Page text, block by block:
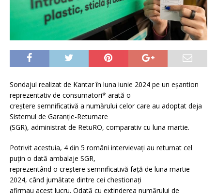
Sondajul realizat de Kantar în luna iunie 2024 pe un eșantion
reprezentativ de consumatori* arată o
creștere semnificativă a numărului celor care au adoptat deja
Sistemul de Garanție-Returnare
(SGR), administrat de RetuRO, comparativ cu luna martie.
Potrivit acestuia, 4 din 5 români intervievați au returnat cel
puțin o dată ambalaje SGR,
reprezentând o creștere semnificativă față de luna martie
2024, când jumătate dintre cei chestionați
afirmau acest lucru. Odată cu extinderea numărului de